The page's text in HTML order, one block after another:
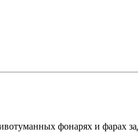
фонарях и фарах